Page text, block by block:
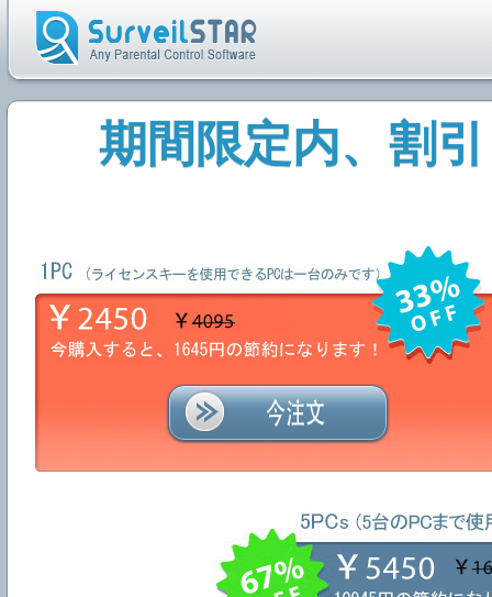
期間限定内、割